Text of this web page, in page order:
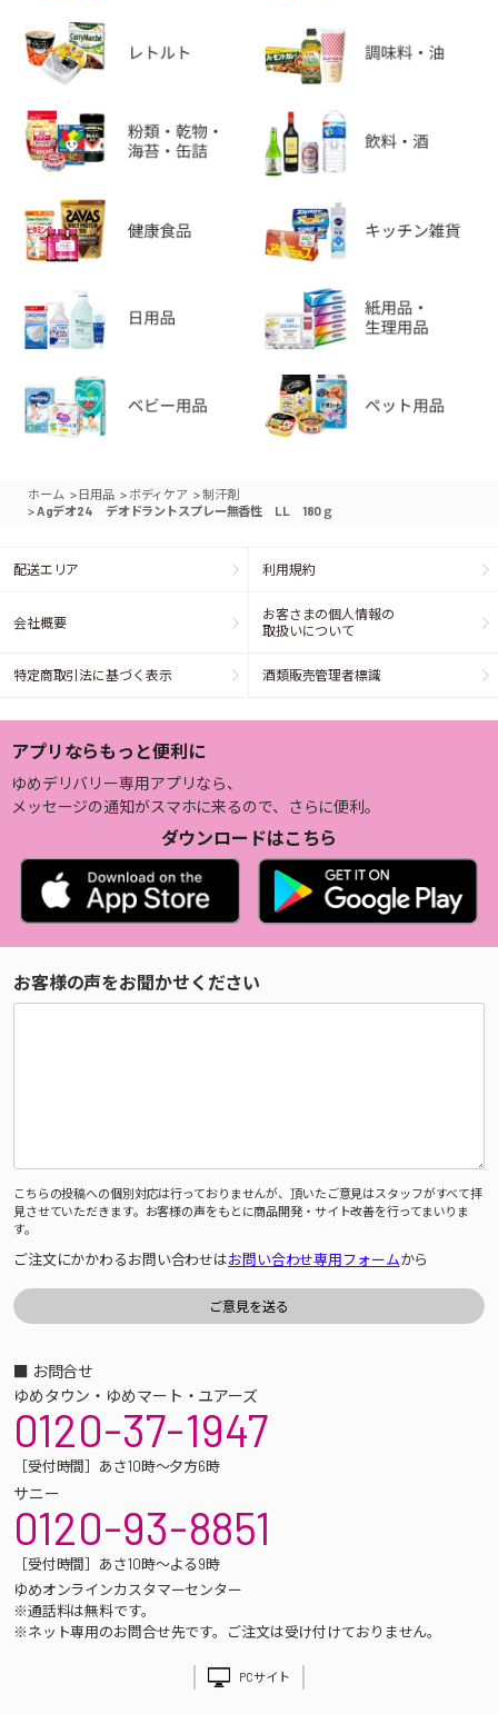
ホーム > 日用品 > ボディケア >制汗剤
>Agデオ24 デオドラントスプレー無香性 LL 180ｇ
配送エリア 利用規約
会社概要
お客さまの個人情報の
取扱いについて
特定商取引法に基づく表示 酒類販売管理者標識
アプリならもっと便利に
ゆめデリバリー専用アプリなら、
メッセージの通知がスマホに来るので、さらに便利。
ダウンロードはこちら
お客様の声をお聞かせください
こちらの投稿への個別対応は行っておりませんが、頂いたご意見はスタッフがすべて拝
見させていただきます。お客様の声をもとに商品開発・サイト改善を行ってまいりま
す。
ご注文にかかわるお問い合わせはお問い合わせ専用フォームから
■ お問合せ
ゆめタウン・ゆめマート・ユアーズ
0120-37-1947
［受付時間］あさ10時～夕方6時
サニー
0120-93-8851
［受付時間］あさ10時～よる9時
ゆめオンラインカスタマーセンター
※通話料は無料です。
※ネット専用のお問合せ先です。ご注文は受け付けておりません。
PCサイト